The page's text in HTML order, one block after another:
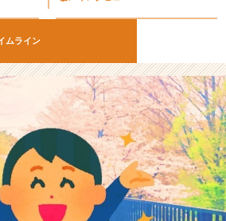
卒
【株
式
Z
N
I
n
ムライン